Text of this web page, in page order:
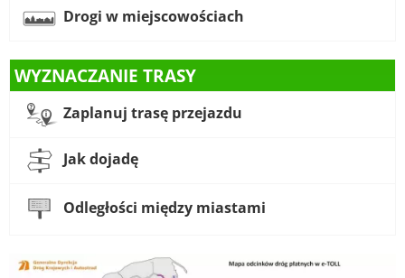
Drogi w miejscowościach
WYZNACZANIE TRASY
Zaplanuj trasę przejazdu
Jak dojadę
Odległości między miastami